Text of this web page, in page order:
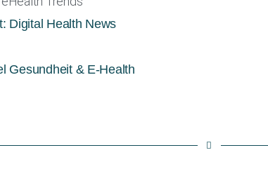
Digital Health News
Gesundheit & E-Health